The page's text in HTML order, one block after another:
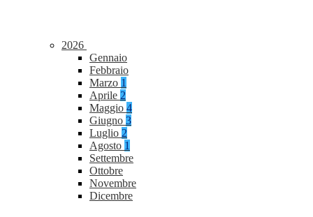
2026
Gennaio
Febbraio
Marzo 1
Aprile 2
Maggio 4
Giugno 3
Luglio 2
Agosto 1
Settembre
Ottobre
Novembre
Dicembre